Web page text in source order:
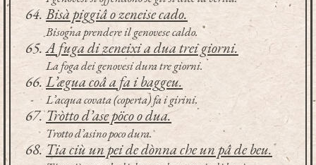
Bisà piggiâ o zeneise cado.
Bisogna prendere il genovese caldo.
A fuga di zeneixi a dua trei giorni.
La foga dei genovesi dura tre giorni.
L’ægua coâ a fa i baggeu.
L’acqua covata (coperta) fa i girini.
Tròtto d’ase pöco o dua.
Trotto d’asino poco dura.
Tia ciù un pei de dònna che un pâ de beu.